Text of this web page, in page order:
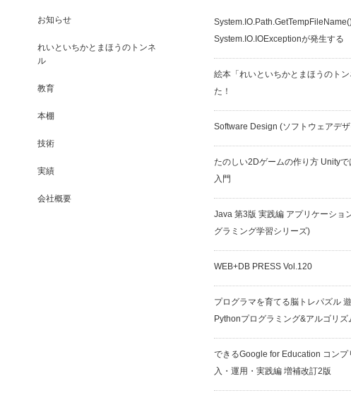
お知らせ
れいといちかとまほうのトンネ
ル
教育
本棚
技術
実績
会社概要
System.IO.IOExceptionが発生する
絵本「れいといちかとまほうのト
た！
Software Design (ソフトウェアデ
たのしい2Dゲームの作り方 Unity
入門
Java 第3版 実践編 アプリケーショ
グラミング学習シリーズ)
WEB+DB PRESS Vol.120
プログラマを育てる脳トレパズル
Pythonプログラミング&アルゴリズ
できるGoogle for Education コンプ
入・運用・実践編 増補改訂2版